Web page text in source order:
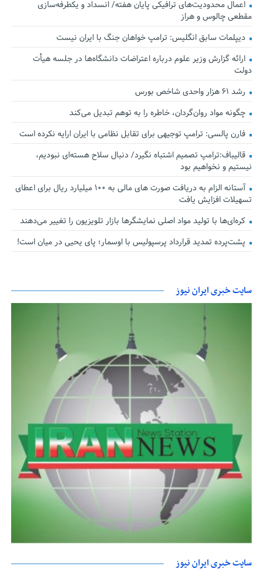
اعمال محدودیت‌های ترافیکی پایان هفته/ انسداد و یکطرفه‌سازی
مقطعی چالوس و هراز
دیپلمات سابق انگلیس:‌ ترامپ خواهان جنگ با ایران نیست
ارائه گزارش وزیر علوم درباره اعتراضات دانشگاه‌ها در جلسه هیأت
دولت
رشد ۶۱ هزار واحدی شاخص بورس
چگونه مواد روان‌گردان، خاطره را به توهم تبدیل می‌کند
فارن پالسی: ترامپ توجیهی برای تقابل نظامی با ایران ارایه نکرده است
قالیباف:ترامپ تصمیم اشتباه نگیرد/ دنبال سلاح هسته‌ای نبودیم،
نیستیم و نخواهیم بود
آستانه الزام به دریافت صورت های مالی به ۱۰۰ میلیارد ریال برای اعطای
تسهیلات افزایش یافت
کره‌ای‌ها با تولید مواد اصلی نمایشگرها بازار تلویزیون را تغییر می‌دهند
پشت‌پرده تمدید قرارداد پرسپولیس با اوسمار؛ پای یحیی در میان است!
سایت خبری ایران نیوز
سایت خبری ایران نیوز